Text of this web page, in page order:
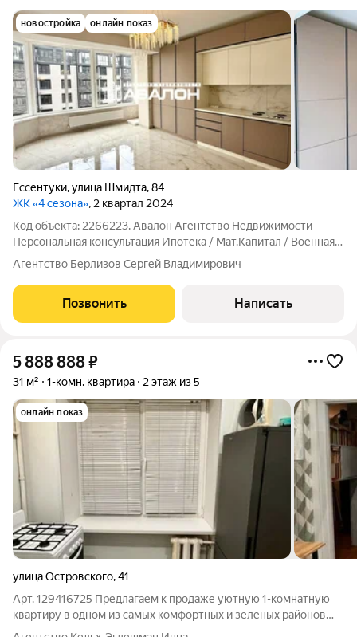
новостройка онлайн показ
Ессентуки,улица Шмидта,84
ЖК «4 сезона», 2 квартал 2024
Код объекта: 2266223. Авалон Агентство Недвижимости
Персональная консультация Ипотека / Мат.Капитал / Военная
ипотека Юр.Сопровождение Новая квартира с дизайнерским
ремонтом и панарамным остеклением. просторная спальня с
модным интерьером кухня -
Агентство Берлизов Сергей Владимирович
Позвонить Написать
5 888 888₽
31 м² 1-комн. квартира 2 этаж из 5
онлайн показ
улица Островского,41
Арт. 129416725 Предлагаем к продаже уютную 1-комнатную
квартиру в одном из самых комфортных и зелёных районов
города-курорта Кисловодск. Светлая, тёплая и ухоженная